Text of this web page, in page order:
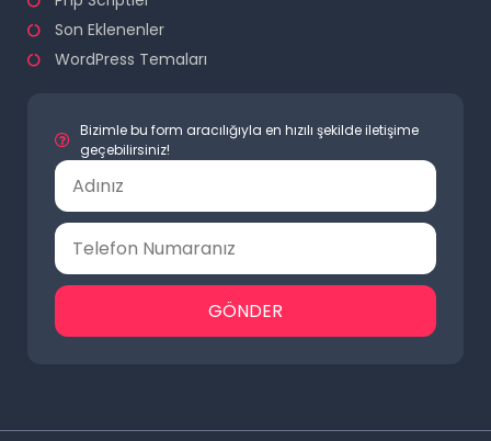
Son Eklenenler
WordPress Temaları
Bizimle bu form aracılığıyla en hızılı şekilde iletişime
geçebilirsiniz!
GÖNDER